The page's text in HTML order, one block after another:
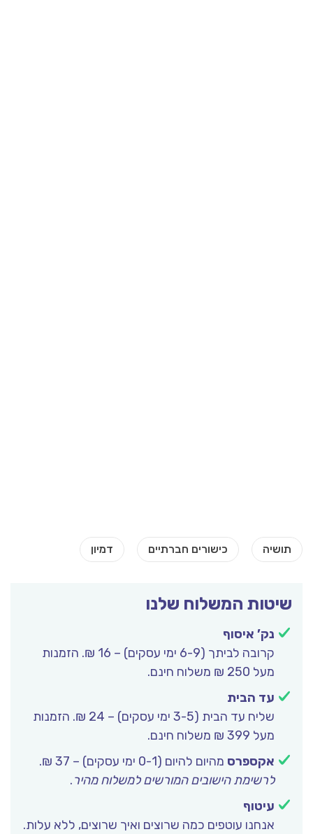
שיטות המשלוח שלנו
נק’ איסוף
קרובה לביתך (6-9 ימי עסקים) – 16 ₪. הזמנות
מעל 250 ₪ משלוח חינם.
עד הבית
שליח עד הבית (3-5 ימי עסקים) – 24 ₪. הזמנות
מעל 399 ₪ משלוח חינם.
אקספרס מהיום להיום (0-1 ימי עסקים) – 37 ₪.
לרשימת הישובים המורשים למשלוח מהיר.
עיטוף
אנחנו עוטפים כמה שרוצים ואיך שרוצים, ללא עלות.